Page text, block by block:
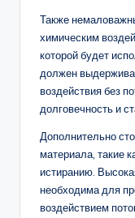
Также
химическим
которой будет
должен
воздействия без
долговечность и
Дополнительно
материала, такие
истиранию.
необходима для
воздействием